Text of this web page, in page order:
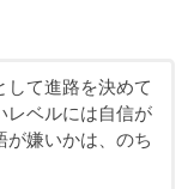
して進路を決めて
レベルには自信が
が嫌いかは、のち